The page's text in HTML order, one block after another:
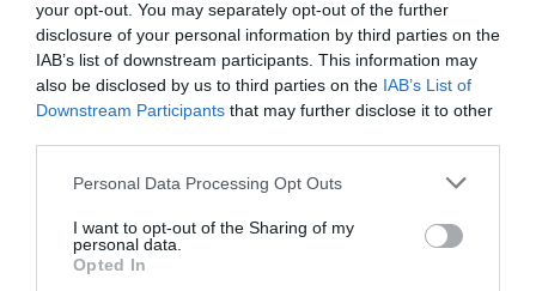
your opt-out. You may separately opt-out of the further
disclosure of your personal information by third parties on the
IAB’s list of downstream participants. This information may
also be disclosed by us to third parties on the IAB’s List of
Downstream Participants that may further disclose it to other
Personal Data Processing Opt Outs
I want to opt-out of the Sharing of my
personal data.
Opted In
Comunitat.